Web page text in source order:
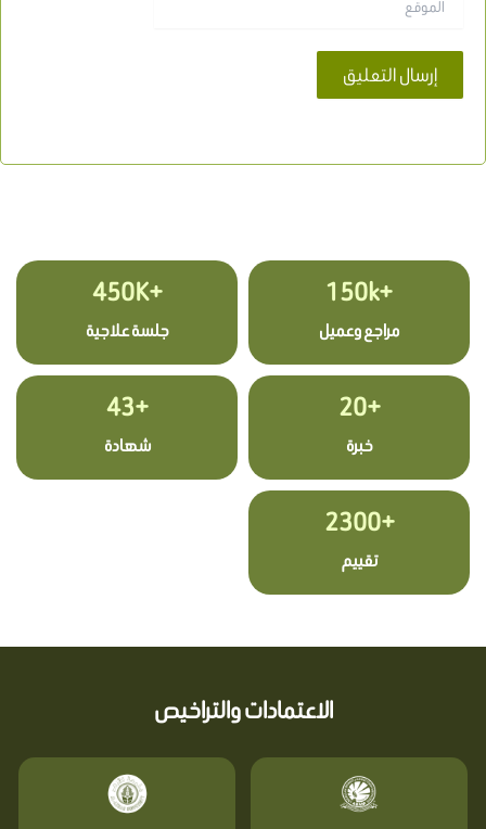
+150k
مراجع وعميل
+450K
جلسة علاجية
+20
خبرة
+43
شهادة
+2300
تقييم
الاعتمادات والتراخيص